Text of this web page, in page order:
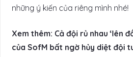
những ý kiến của riêng mình nhé!
Xem thêm: Cả đội rủ nhau ‘lên
của SofM bất ngờ hủy diệt đội